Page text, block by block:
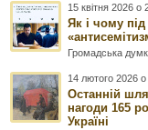
15 квітня 2026 о
Як і чому
Громадська
14 лютого 2026
Останній
нагоди 165
Україні